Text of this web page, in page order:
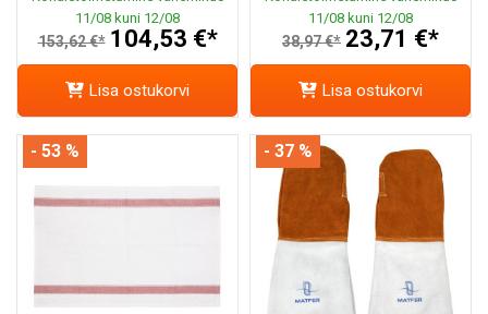
11/08 kuni 12/08
153,62 €* 104,53 €*
Lisa ostukorvi
11/08 kuni 12/08
38,97 €* 23,71 €*
Lisa ostukorvi
- 53 % - 37 %